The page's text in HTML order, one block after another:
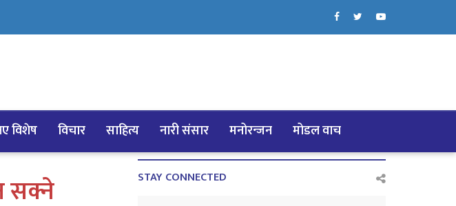
विशेष विचार साहित्य नारी संसार मनोरन्जन मोडल वाच
सक्ने STAY CONNECTED